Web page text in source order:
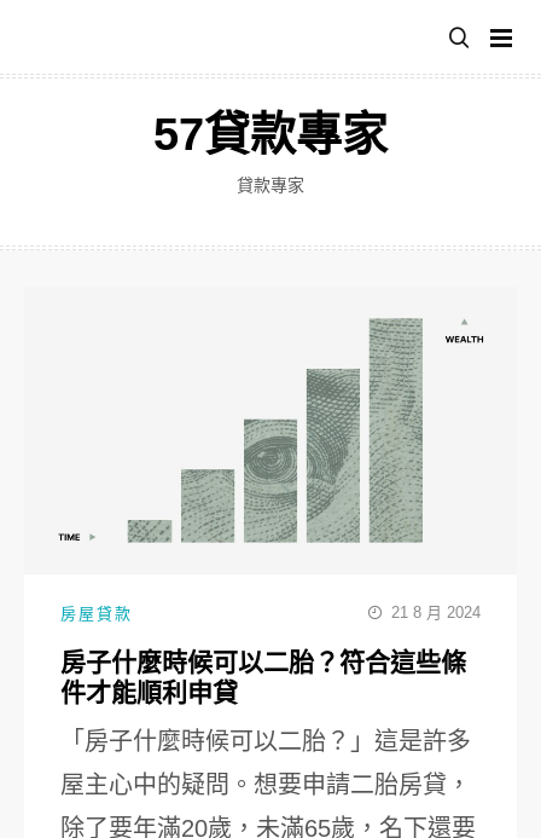
主
57貸款專家
貸款專家
房屋貸款 21 8 月 2024
房子什麼時候可以二胎？符合這些條
件才能順利申貸
「房子什麼時候可以二胎？」這是許多
屋主心中的疑問。想要申請二胎房貸，
除了要年滿20歲，未滿65歲，名下還要